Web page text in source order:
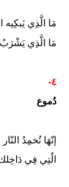
مَا الَّذِي يَبكِيه
مَا الَّذِي
٤-
دُموع
إنّهَا تُخمِدُ النّار
الٌتِي فِي